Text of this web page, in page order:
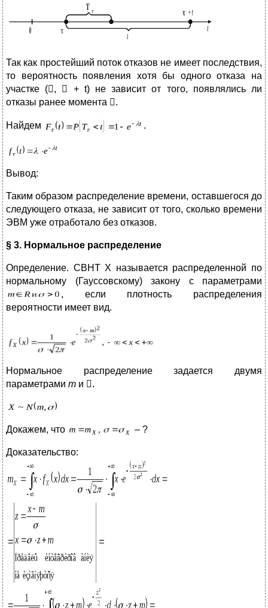
Так как простейший поток отказов не имеет последствия,
то вероятность появления хотя бы одного отказа на
участке (,  + t) не зависит от того, появлялись ли
отказы ранее момента .
Найдем .
Вывод:
Таким образом распределение времени, оставшегося до
следующего отказа, не зависит от того, сколько времени
ЭВМ уже отработало без отказов.
§ 3. Нормальное распределение
Определение. СВНТ Х называется распределенной по
нормальному (Гауссовскому) закону с параметрами
, если плотность распределения
вероятности имеет вид.
Нормальное распределение задается двумя
параметрами m и .
Докажем, что – ?
Доказательство: